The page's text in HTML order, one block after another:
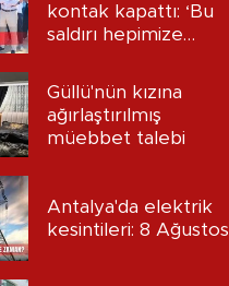
kontak kapattı: ‘Bu
saldırı hepimize
Güllü'nün kızına
ağırlaştırılmış
müebbet talebi
Antalya'da elektrik
kesintileri: 8 Ağustos